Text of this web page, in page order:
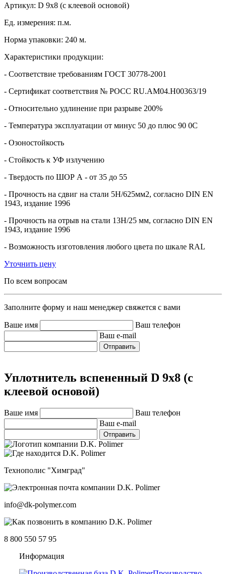
Артикул: D 9х8 (с клеевой основой)
Ед. измерения: п.м.
Норма упаковки: 240 м.
Характеристики продукции:
- Соответствие требованиям ГОСТ 30778-2001
- Сертификат соответствия № РОСС RU.АМ04.Н00363/19
- Относительно удлинение при разрыве 200%
- Температура эксплуатации от минус 50 до плюс 90 0С
- Озоностойкость
- Стойкость к УФ излучению
- Твердость по ШОР А - от 35 до 55
- Прочность на сдвиг на стали 5Н/625мм2, согласно DIN EN
1943, издание 1996
- Прочность на отрыв на стали 13Н/25 мм, согласно DIN EN
1943, издание 1996
- Возможность изготовления любого цвета по шкале RAL
Уточнить цену
По всем вопросам
Заполните форму и наш менеджер свяжется с вами
Ваше имя
Ваш телефон
Ваш e-mail
Уплотнитель вспененный D 9х8 (с
клеевой основой)
Ваше имя
Ваш телефон
Ваш e-mail
Технополис "Химград"
info@dk-polymer.com
8 800 550 57 95
Информация